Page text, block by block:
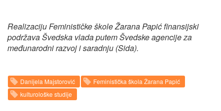
Realizaciju Feminističke škole Žarana Papić finansijski
podržava Švedska vlada putem Švedske agencije za
međunarodni razvoj i saradnju (Sida).
Danijela Majstorović
Feministička škola Žarana Papić
kulturološke studije